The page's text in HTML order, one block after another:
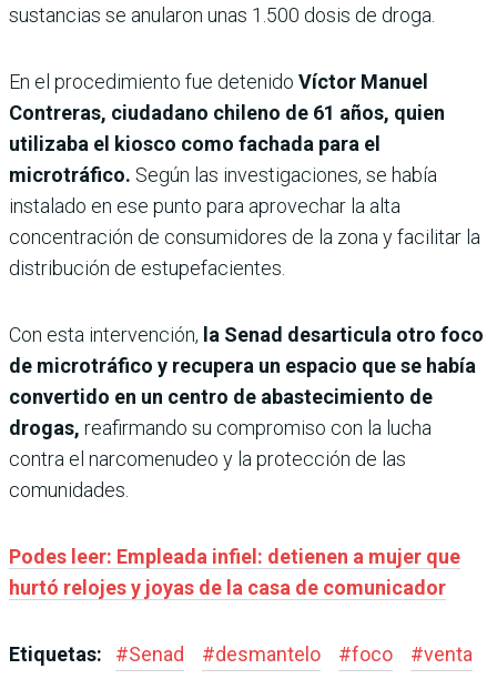
sustancias se anularon unas 1.500 dosis de droga.
En el procedimiento fue detenido Víctor Manuel
Contreras, ciudadano chileno de 61 años, quien
utilizaba el kiosco como fachada para el
microtráfico. Según las investigaciones, se había
instalado en ese punto para aprovechar la alta
concentración de consumidores de la zona y facilitar la
distribución de estupefacientes.
Con esta intervención, la Senad desarticula otro foco
de microtráfico y recupera un espacio que se había
convertido en un centro de abastecimiento de
drogas, reafirmando su compromiso con la lucha
contra el narcomenudeo y la protección de las
comunidades.
Podes leer: Empleada infiel: detienen a mujer que
hurtó relojes y joyas de la casa de comunicador
Etiquetas: #Senad #desmantelo #foco #venta